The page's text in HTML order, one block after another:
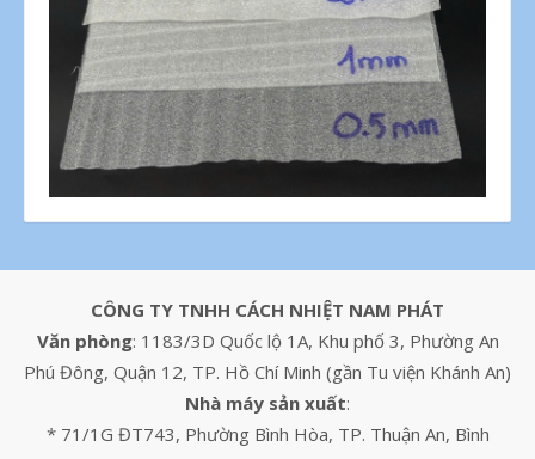
CÔNG TY TNHH CÁCH NHIỆT NAM PHÁT
Văn phòng: 1183/3D Quốc lộ 1A, Khu phố 3, Phường An
Phú Đông, Quận 12, TP. Hồ Chí Minh (gần Tu viện Khánh An)
Nhà máy sản xuất:
* 71/1G ĐT743, Phường Bình Hòa, TP. Thuận An, Bình